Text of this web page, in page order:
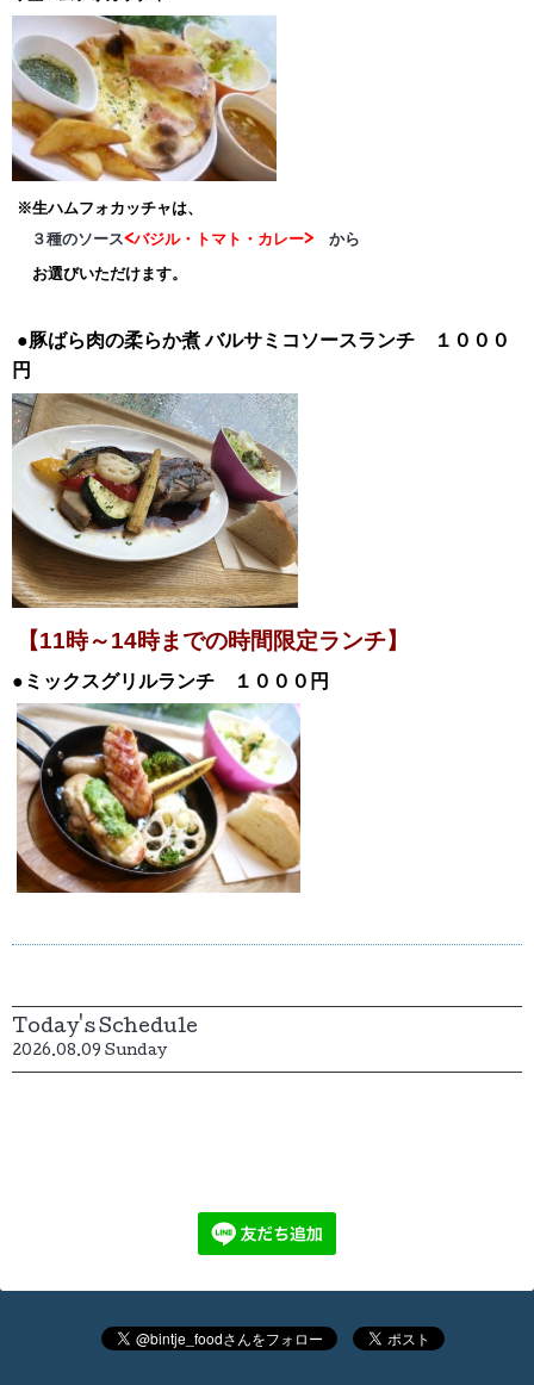
※生ハムフォカッチャは、
３種のソース<バジル・トマト・カレー> から
お選びいただけます。
●豚ばら肉の柔らか煮バルサミコソースランチ １０００
円
【11時～14時までの時間限定ランチ】
●ミックスグリルランチ １０００円
Today's Schedule
2026.08.09 Sunday